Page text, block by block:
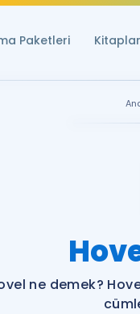
Paketleri
ne demek?